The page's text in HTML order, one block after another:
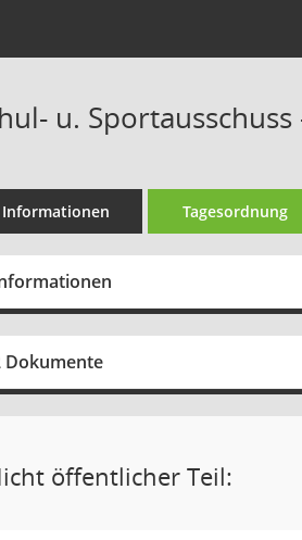
u.
Informationen Tagesordnung
Dokumente
öffentlicher Teil: